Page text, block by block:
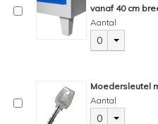
vanaf 40 cm
Aantal
0
Moedersleutel
Aantal
0